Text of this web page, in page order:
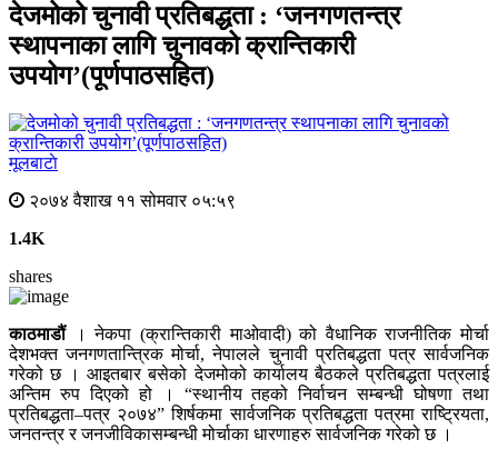
देजमोको चुनावी प्रतिबद्धता : ‘जनगणतन्त्र
स्थापनाका लागि चुनावको क्रान्तिकारी
उपयोग’(पूर्णपाठसहित)
मूलबाटाे
२०७४ वैशाख ११ सोमवार ०५:५९
1.4K
shares
काठमाडौं। नेकपा (क्रान्तिकारी माओवादी) को वैधानिक राजनीतिक मोर्चा
देशभक्त जनगणतान्त्रिक मोर्चा, नेपालले चुनावी प्रतिबद्धता पत्र सार्वजनिक
गरेको छ । आइतबार बसेको देजमोको कार्यालय बैठकले प्रतिबद्धता पत्रलाई
अन्तिम रुप दिएको हो । “स्थानीय तहको निर्वाचन सम्बन्धी घोषणा तथा
प्रतिबद्धता–पत्र २०७४” शिर्षकमा सार्वजनिक प्रतिबद्धता पत्रमा राष्ट्रियता,
जनतन्त्र र जनजीविकासम्बन्धी मोर्चाका धारणाहरु सार्वजनिक गरेको छ ।